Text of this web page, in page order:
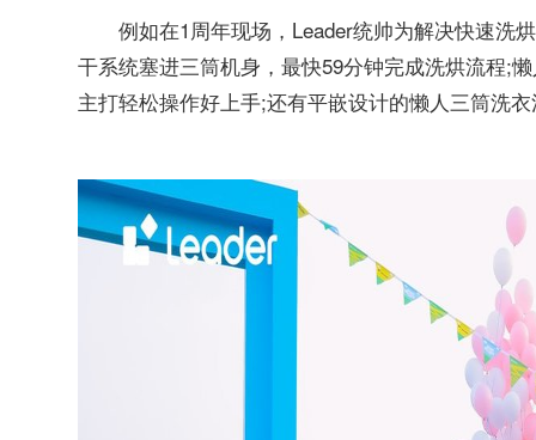
例如在1周年现场，Leader统帅为解决快速洗
干系统塞进三筒机身，最快59分钟完成洗烘流程;
主打轻松操作好上手;还有平嵌设计的懒人三筒洗